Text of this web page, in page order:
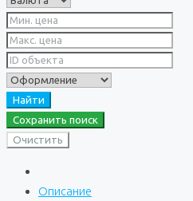
Найти
Сохранить поиск
Очистить
Описание